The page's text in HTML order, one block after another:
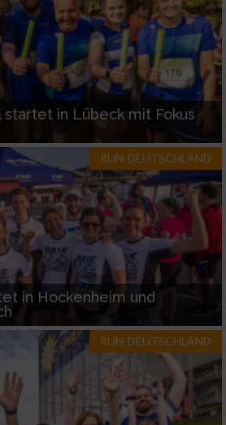
startet in Lübeck mit Fokus
RUN-DEUTSCHLAND
in Hockenheim und
RUN-DEUTSCHLAND